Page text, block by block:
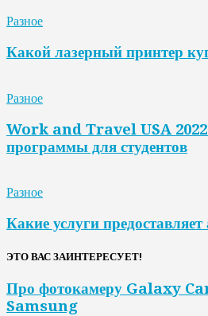
Разное
Какой лазерный принтер
Разное
Work and Travel USA 2022:
программы для студентов
Разное
Какие услуги
ЭТО ВАС ЗАИНТЕРЕСУЕТ!
Про фотокамеру Galaxy
Samsung